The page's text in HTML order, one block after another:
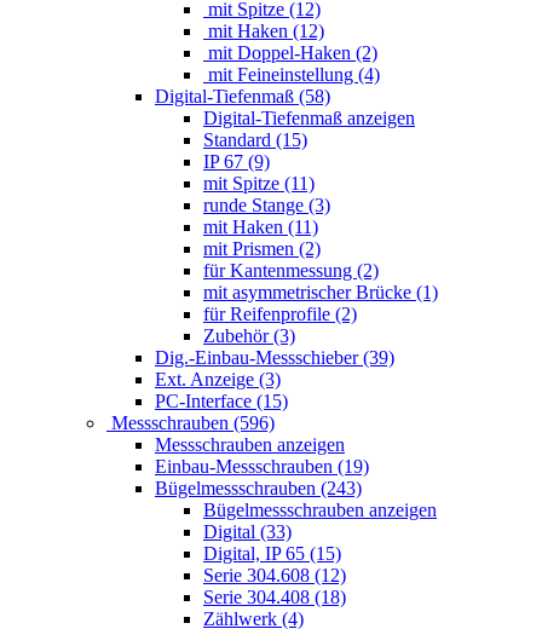
mit Spitze (12)
mit Haken (12)
mit Doppel-Haken (2)
mit Feineinstellung (4)
Digital-Tiefenmaß (58)
Digital-Tiefenmaß anzeigen
Standard (15)
IP 67 (9)
mit Spitze (11)
runde Stange (3)
mit Haken (11)
mit Prismen (2)
für Kantenmessung (2)
mit asymmetrischer Brücke (1)
für Reifenprofile (2)
Zubehör (3)
Dig.-Einbau-Messschieber (39)
Ext. Anzeige (3)
PC-Interface (15)
Messschrauben (596)
Messschrauben anzeigen
Einbau-Messschrauben (19)
Bügelmessschrauben (243)
Bügelmessschrauben anzeigen
Digital (33)
Digital, IP 65 (15)
Serie 304.608 (12)
Serie 304.408 (18)
Zählwerk (4)